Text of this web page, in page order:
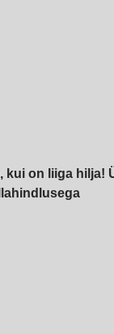
kui on liiga hilja!